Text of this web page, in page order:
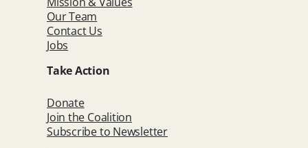
Our Team
Contact Us
Jobs
Take Action
Donate
Join the Coalition
Subscribe to Newsletter